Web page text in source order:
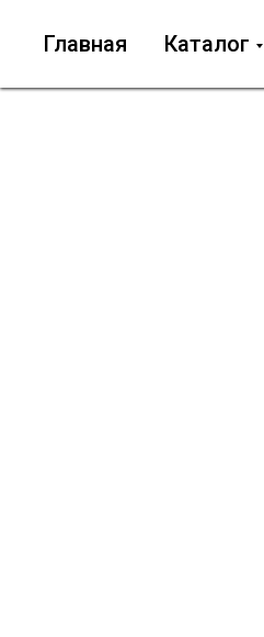
Главная Каталог